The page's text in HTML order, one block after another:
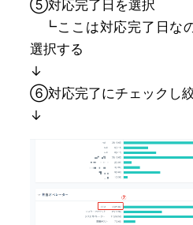
⑤対応完了日を選択
┗ここは対応完了日な
選択する
↓
⑥対応完了にチェックし
↓